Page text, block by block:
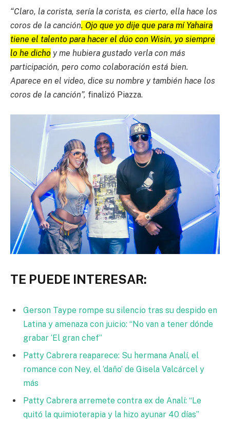
“Claro, la corista, sería la corista, es cierto, ella hace los
coros de la canción. Ojo que yo dije que para mí Yahaira
tiene el talento para hacer el dúo con Wisin, yo siempre
lo he dicho y me hubiera gustado verla con más
participación, pero como colaboración está bien.
Aparece en el video, dice su nombre y también hace los
coros de la canción”, finalizó Piazza.
TE PUEDE INTERESAR:
Gerson Taype rompe su silencio tras su despido en
Latina y amenaza con juicio: “No van a tener dónde
grabar ‘El gran chef”
Patty Cabrera reaparece: Su hermana Analí, el
romance con Ney, el ‘daño’ de Gisela Valcárcel y
más
Patty Cabrera arremete contra ex de Analí: “Le
quitó la quimioterapia y la hizo ayunar 40 días”